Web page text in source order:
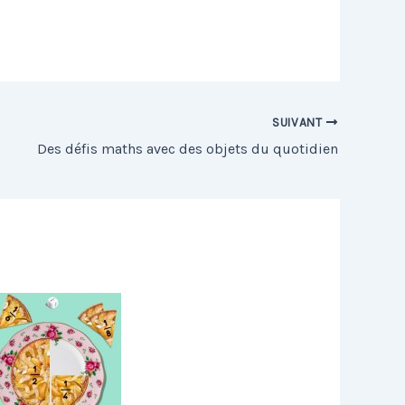
SUIVANT
Des défis maths avec des objets du quotidien